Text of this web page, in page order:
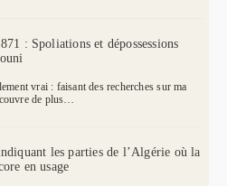
: Spoliations et dépossessions
vrai : faisant des recherches sur ma
de plus…
les parties de l’Algérie où la
en usage